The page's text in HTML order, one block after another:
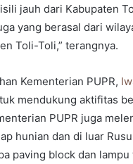
jauh dari Kabupaten
yang berasal dari
Toli-Toli,” terangnya.
Kementerian PUPR,
mendukung aktifitas
PUPR juga
hunian dan di luar
paving block dan lampu